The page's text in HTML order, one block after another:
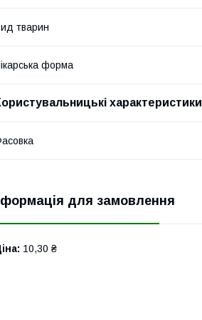
тварин
форма
характеристики
для замовлення
10,30 ₴